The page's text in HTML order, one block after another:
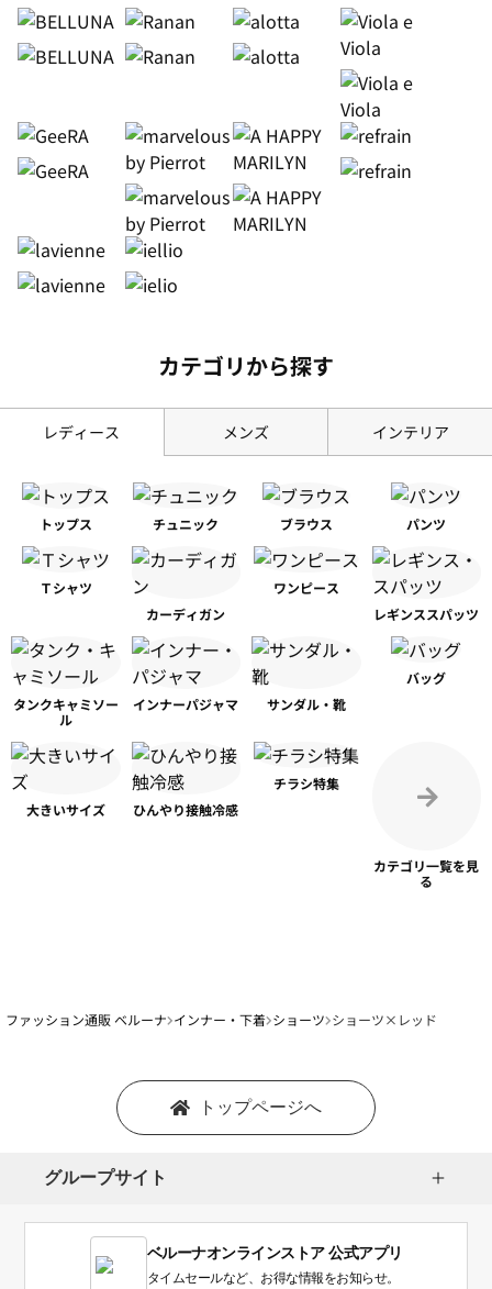
カテゴリから探す
レディース メンズ インテリア
トップス チュニック ブラウス パンツ
Ｔシャツ
カーディガン
ワンピース
レギンススパッツ
タンクキャミソー
ル
インナーパジャマ サンダル・靴
バッグ
大きいサイズ ひんやり接触冷感
チラシ特集
カテゴリ一覧を見
る
ファッション通販 ベルーナ インナー・下着 ショーツ ショーツ×レッド
トップページへ
グループサイト
ベルーナオンラインストア 公式アプリ
タイムセールなど、お得な情報をお知らせ。